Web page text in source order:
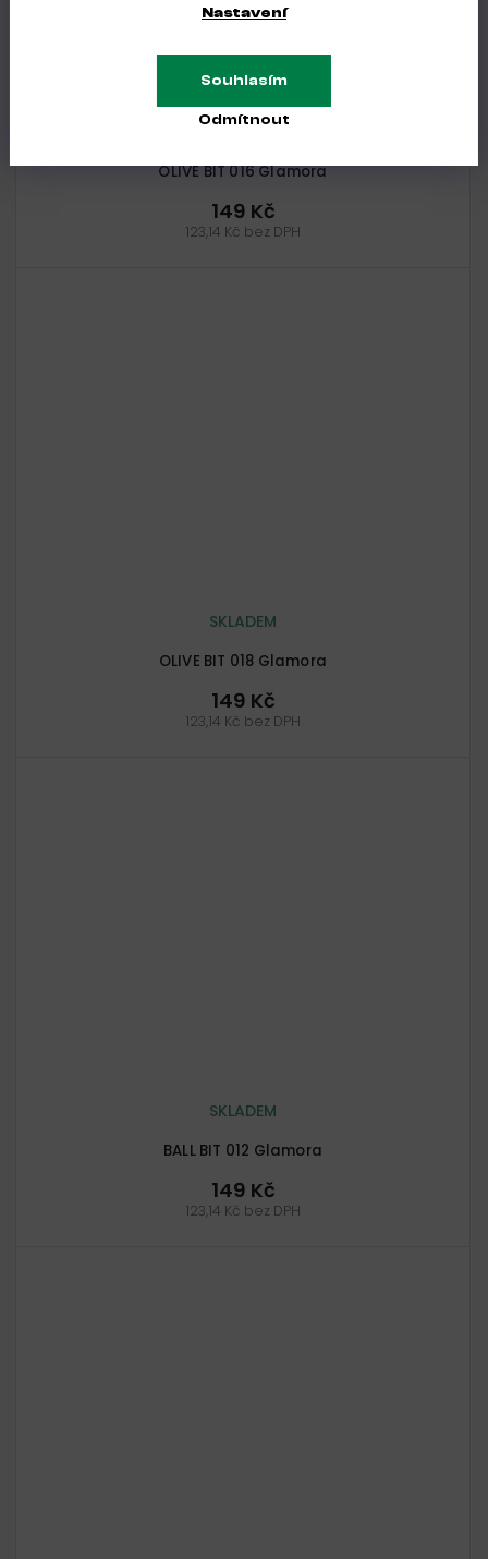
Nastavení
Odmítnout
Souhlasím
OLIVE BIT 016 Glamora
SKLADEM
149 Kč
123,14 Kč bez DPH
OLIVE BIT 018 Glamora
SKLADEM
149 Kč
123,14 Kč bez DPH
BALL BIT 012 Glamora
SKLADEM
149 Kč
123,14 Kč bez DPH